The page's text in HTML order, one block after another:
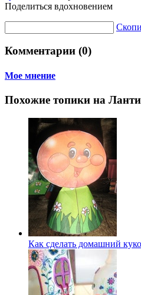
Поделиться вдохновением
Комментарии (0)
Мое мнение
Похожие топики на
Как сделать домашний